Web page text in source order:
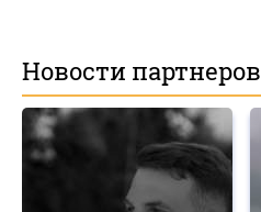
Новости партнеров